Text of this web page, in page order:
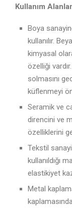
Kullanım
Boya
kullanılır.
kimyasal
özelliği
solmasını
küflenmeyi
Seramik ve
direncini ve
özelliklerini
Tekstil
kullanıldığı
elastikiyet
Metal